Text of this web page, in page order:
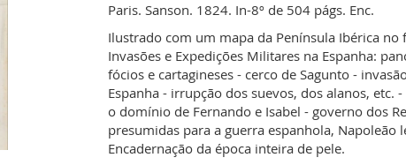
Paris. Sanson. 1824. In-8º de 504 págs. Enc.
Ilustrado com um mapa da Península Ibérica
Invasões e Expedições Militares na Espanha:
fócios e cartagineses - cerco de Sagunto -
Espanha - irrupção dos suevos, dos alanos,
o domínio de Fernando e Isabel - governo dos
presumidas para a guerra espanhola, Napoleão
Encadernação da época inteira de pele.